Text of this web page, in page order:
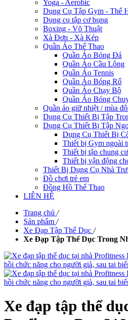
Yoga - Aerobic
Dụng Cụ Tập Gym - Thể
Dụng cụ tập cơ bụng
Boxing - Võ Thuật
Xà Đơn - Xà Kép
Quần Áo Thể Thao
Quần Áo Bóng Đá
Quần Áo Cầu Lông
Quần Áo Tennis
Quần Áo Bóng Rổ
Quần Áo Chạy Bộ
Quần Áo Bóng
Quần áo giữ nhiệt / mùa
Dụng Cụ Thiết Bị Tập
Dụng Cụ Thiết Bị Tập
Dụng Cụ Thiết Bị
Thiết bị Gym ngoài
Thiết bị tập chung
Thiết bị vận động
Thiết Bị Dụng Cụ Nhà
Đồ chơi trẻ em
Đồng Hồ Thể Thao
LIÊN HỆ
Trang chủ /
Sản phẩm /
Xe Đạp Tập Thể Dục /
Xe Đạp Tập Thể Dục Trong
Xe đạp tập thể